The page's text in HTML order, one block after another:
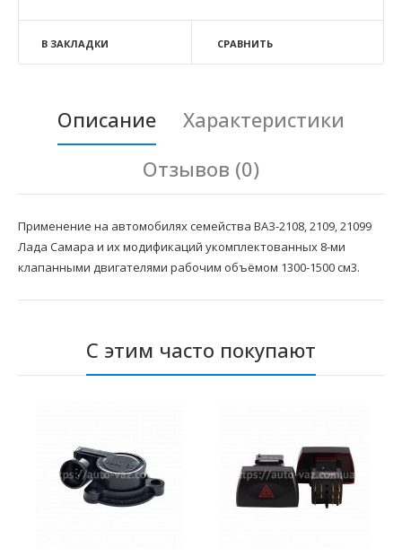
В ЗАКЛАДКИ СРАВНИТЬ
Описание
Характеристики
Отзывов (0)
Применение на автомобилях семейства ВАЗ-2108, 2109, 21099
Лада Самара и их модификаций укомплектованных 8-ми
клапанными двигателями рабочим объёмом 1300-1500 см3.
С этим часто покупают